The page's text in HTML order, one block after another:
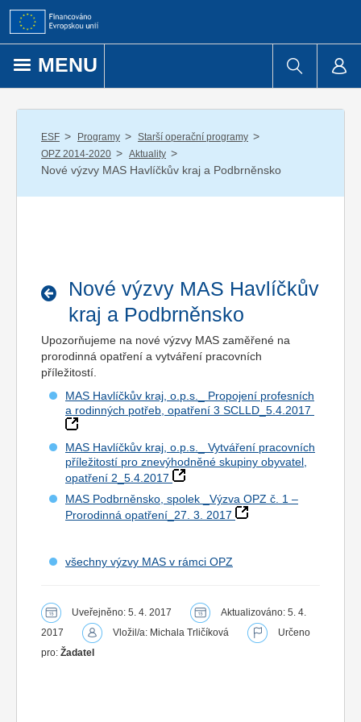
Přejít k obsahu
MENU
ESF / Programy / Starší operační programy /
OPZ 2014-2020 / Aktuality /
Nové výzvy MAS Havlíčkův kraj a Podbrněnsko
Nové výzvy MAS Havlíčkův
kraj a Podbrněnsko
Upozorňujeme na nové výzvy MAS zaměřené na
prorodinná opatření a vytváření pracovních
příležitostí.
MAS Havlíčkův kraj, o.p.s._ Propojení profesních
a rodinných potřeb, opatření 3 SCLLD_5.4.2017
MAS Havlíčkův kraj, o.p.s._ Vytváření pracovních
příležitostí pro znevýhodněné skupiny obyvatel,
opatření 2_5.4.2017
MAS Podbrněnsko, spolek _Výzva OPZ č. 1 –
Prorodinná opatření_27. 3. 2017
všechny výzvy MAS v rámci OPZ
Uveřejněno: 5. 4. 2017
Aktualizováno: 5. 4.
2017
Vložil/a: Michala Trličíková
Určeno
pro: Žadatel